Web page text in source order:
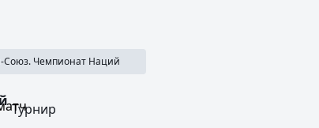
лояльности
Союз. Чемпионат Наций
Турнир